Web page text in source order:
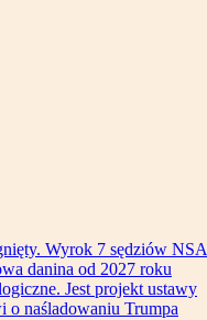
Wyrok 7 sędziów NSA
danina od 2027 roku
Jest projekt ustawy
o naśladowaniu Trumpa